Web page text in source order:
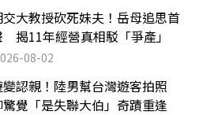
交大教授砍死妹夫！岳母追思首
揭11年經營真相駁「爭產」
08-02
認親！陸男幫台灣遊客拍照
驚覺「是失聯大伯」奇蹟重逢